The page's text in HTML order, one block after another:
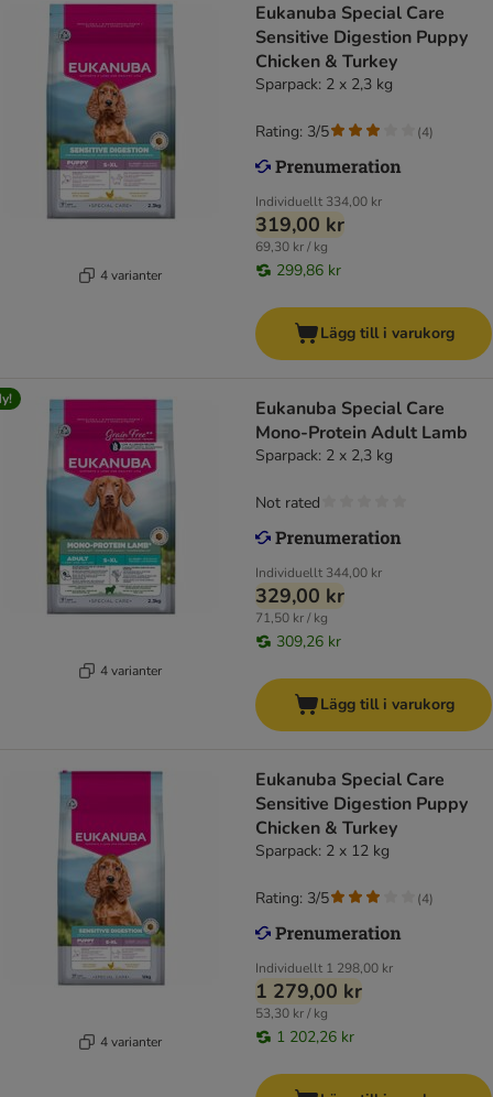
4 varianter
Eukanuba Special Care
Sensitive Digestion Puppy
Chicken & Turkey
Sparpack: 2 x 2,3 kg
Individuellt 334,00 kr
319,00 kr
69,30 kr / kg
299,86 kr
Rating: 3/5 (4)
Lägg till i varukorg
4 varianter
Eukanuba Special Care
Mono-Protein Adult Lamb
Sparpack: 2 x 2,3 kg
Individuellt 344,00 kr
329,00 kr
71,50 kr / kg
309,26 kr
Not rated
Lägg till i varukorg
4 varianter
Eukanuba Special Care
Sensitive Digestion Puppy
Chicken & Turkey
Sparpack: 2 x 12 kg
Individuellt 1 298,00 kr
1 279,00 kr
53,30 kr / kg
1 202,26 kr
Rating: 3/5 (4)